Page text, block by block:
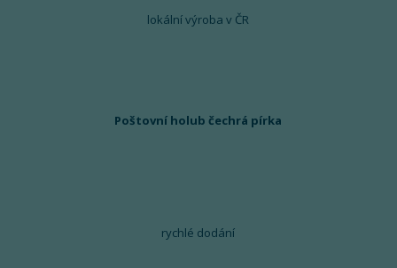
lokální výroba v ČR
Poštovní holub čechrá pírka
rychlé dodání